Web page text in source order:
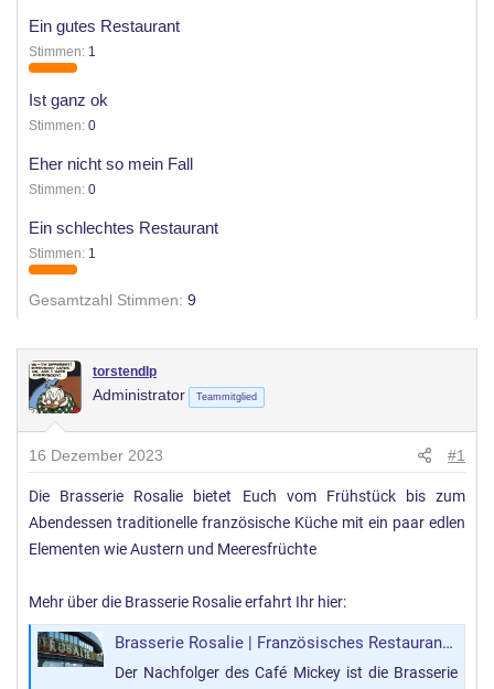
Ein gutes Restaurant
Stimmen: 1
Ist ganz ok
Stimmen: 0
Eher nicht so mein Fall
Stimmen: 0
Ein schlechtes Restaurant
Stimmen: 1
Gesamtzahl Stimmen 9
torstendlp
Administrator Teammitglied
16 Dezember 2023 #1
Die Brasserie Rosalie bietet Euch vom Frühstück bis zum
Abendessen traditionelle französische Küche mit ein paar edlen
Elementen wie Austern und Meeresfrüchte
Mehr über die Brasserie Rosalie erfahrt Ihr hier:
Brasserie Rosalie | Französisches Restaurant im Disney Village
Der Nachfolger des Café Mickey ist die Brasserie